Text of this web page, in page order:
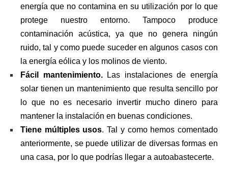
energía que no contamina en su utilización por lo que
protege nuestro entorno. Tampoco produce
contaminación acústica, ya que no genera ningún
ruido, tal y como puede suceder en algunos casos con
la energía eólica y los molinos de viento.
Fácil mantenimiento.
Las instalaciones de energía
solar tienen un mantenimiento que resulta sencillo por
lo que no es necesario invertir mucho dinero para
mantener la instalación en buenas condiciones.
Tiene múltiples usos. Tal y como hemos comentado
anteriormente, se puede utilizar de diversas formas en
una casa, por lo que podrías llegar a autoabastecerte.